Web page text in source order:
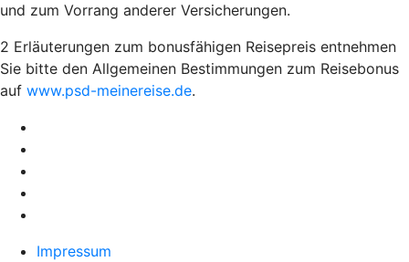
und zum Vorrang anderer Versicherungen.
2 Erläuterungen zum bonusfähigen Reisepreis entnehmen
Sie bitte den Allgemeinen Bestimmungen zum Reisebonus
auf www.psd-meinereise.de.
Impressum